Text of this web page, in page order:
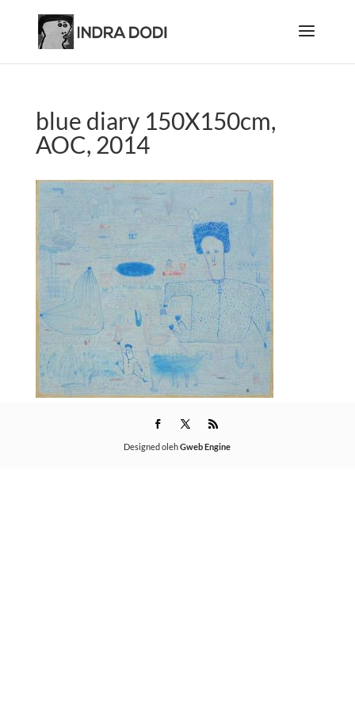
blue diary 150X150cm,
AOC, 2014
Designed olehGweb Engine